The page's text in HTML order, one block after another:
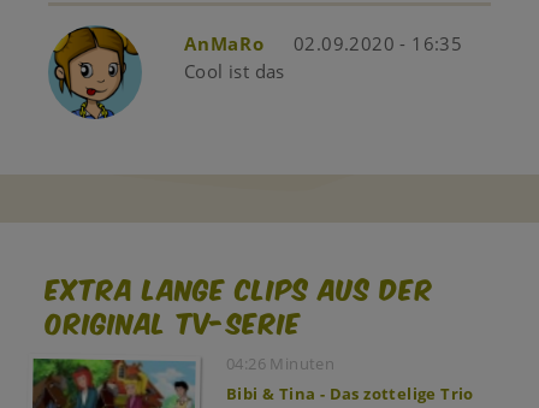
AnMaRo
02.09.2020 - 16:35
Cool ist das
Extra lange Clips aus der
original TV-Serie
04:26 Minuten
Bibi & Tina - Das zottelige Trio